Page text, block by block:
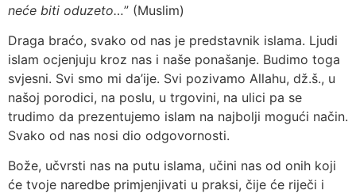
neće biti oduzeto…” (Muslim)
Draga braćo, svako od nas je predstavnik islama. Ljudi
islam ocjenjuju kroz nas i naše ponašanje. Budimo toga
svjesni. Svi smo mi da’ije. Svi pozivamo Allahu, dž.š., u
našoj porodici, na poslu, u trgovini, na ulici pa se
trudimo da prezentujemo islam na najbolji mogući način.
Svako od nas nosi dio odgovornosti.
Bože, učvrsti nas na putu islama, učini nas od onih koji
će tvoje naredbe primjenjivati u praksi, čije će riječi i